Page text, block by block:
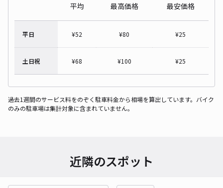
平均 最高価格 最安価格
平日 ¥52 ¥80 ¥25
土日祝 ¥68 ¥100 ¥25
過去1週間のサービス料をのぞく駐車料金から相場を算出しています。バイク
のみの駐車場は集計対象に含まれていません。
近隣のスポット